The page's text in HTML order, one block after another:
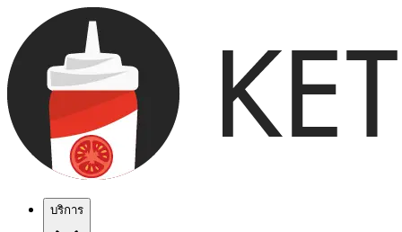
บริการ